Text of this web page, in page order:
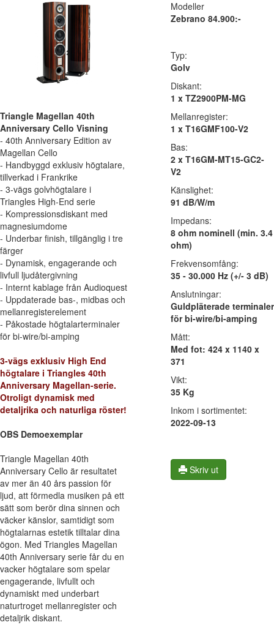
Triangle Magellan 40th
Anniversary Cello Visning
- 40th Anniversary Edition av
Magellan Cello
- Handbyggd exklusiv högtalare,
tillverkad i Frankrike
- 3-vägs golvhögtalare i
Triangles High-End serie
- Kompressionsdiskant med
magnesiumdome
- Underbar finish, tillgänglig i tre
färger
- Dynamisk, engagerande och
livfull ljudåtergivning
- Internt kablage från Audioquest
- Uppdaterade bas-, midbas och
mellanregisterelement
- Påkostade högtalarterminaler
för bi-wire/bi-amping
3-vägs exklusiv High End
högtalare i Triangles 40th
Anniversary Magellan-serie.
Otroligt dynamisk med
detaljrika och naturliga röster!
OBS Demoexemplar
Triangle Magellan 40th
Anniversary Cello är resultatet
av mer än 40 års passion för
ljud, att förmedla musiken på ett
sätt som berör dina sinnen och
väcker känslor, samtidigt som
högtalarnas estetik tilltalar dina
ögon. Med Triangles Magellan
40th Anniversary serie får du en
vacker högtalare som spelar
engagerande, livfullt och
dynamiskt med underbart
naturtroget mellanregister och
detaljrik diskant.
Modeller
Zebrano 84.900:-
Typ:
Golv
Diskant:
1 x TZ2900PM-MG
Mellanregister:
1 x T16GMF100-V2
Bas:
2 x T16GM-MT15-GC2-
V2
Känslighet:
91 dB/W/m
Impedans:
8 ohm nominell (min. 3.4
ohm)
Frekvensomfång:
35 - 30.000 Hz (+/- 3 dB)
Anslutningar:
Guldpläterade terminaler
för bi-wire/bi-amping
Mått:
Med fot: 424 x 1140 x
371
Vikt:
35 Kg
Inkom i sortimentet:
2022-09-13
Skriv ut